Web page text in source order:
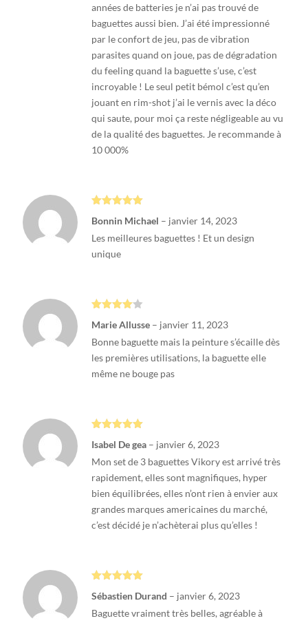
années de batteries je n’ai pas trouvé de
baguettes aussi bien. J’ai été impressionné
par le confort de jeu, pas de vibration
parasites quand on joue, pas de dégradation
du feeling quand la baguette s’use, c’est
incroyable ! Le seul petit bémol c’est qu’en
jouant en rim-shot j’ai le vernis avec la déco
qui saute, pour moi ça reste négligeable au vu
de la qualité des baguettes. Je recommande à
10 000%
5
Bonnin Michael – janvier 14, 2023
Les meilleures baguettes ! Et un design
unique
sur 5
Marie Allusse – janvier 11, 2023
Bonne baguette mais la peinture s’écaille dès
les premières utilisations, la baguette elle
même ne bouge pas
5
Isabel De gea – janvier 6, 2023
Mon set de 3 baguettes Vikory est arrivé très
rapidement, elles sont magnifiques, hyper
bien équilibrées, elles n’ont rien à envier aux
grandes marques americaines du marché,
c’est décidé je n’achèterai plus qu’elles !
5
Sébastien Durand – janvier 6, 2023
Baguette vraiment très belles, agréable à